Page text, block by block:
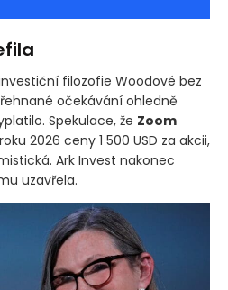
filozofie Woodové bez
očekávání ohledně
Spekulace, že Zoom
2026 ceny 1 500 USD za akcii,
Ark Invest nakonec
uzavřela.